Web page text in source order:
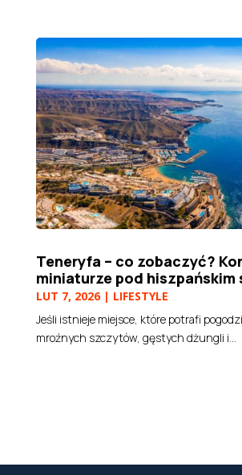
Teneryfa – co zobaczyć?
miniaturze pod hiszpańskim
LUT 7, 2026| LIFESTYLE
Jeśli istnieje miejsce, które potrafi
mroźnych szczytów, gęstych dżungli i...